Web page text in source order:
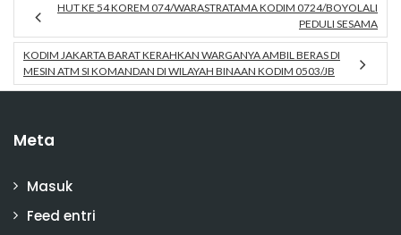
HUT KE 54 KOREM 074/WARASTRATAMA KODIM 0724/BOYOLALI
PEDULI SESAMA
KODIM JAKARTA BARAT KERAHKAN WARGANYA AMBIL BERAS DI
MESIN ATM SI KOMANDAN DI WILAYAH BINAAN KODIM 0503/JB
Meta
Masuk
Feed entri